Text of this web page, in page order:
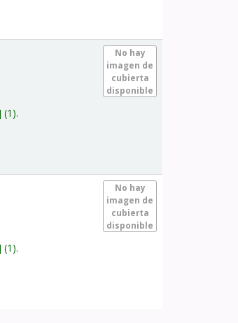
No hay
imagen de
cubierta
disponible
(1).
No hay
imagen de
cubierta
disponible
(1).